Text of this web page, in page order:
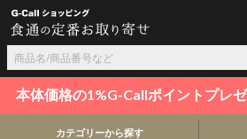
本体価格の1%G-Callポイントプレゼ
カテゴリーから探す